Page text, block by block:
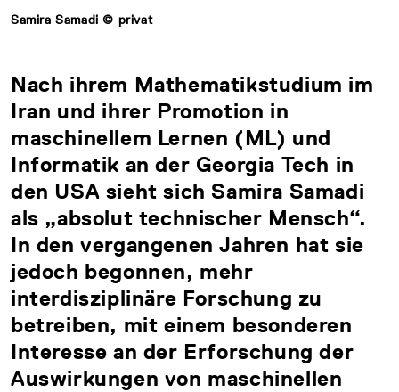
Samira Samadi © privat
Nach ihrem Mathematikstudium im
Iran und ihrer Promotion in
maschinellem Lernen (ML) und
Informatik an der Georgia Tech in
den USA sieht sich Samira Samadi
als „absolut technischer Mensch“.
In den vergangenen Jahren hat sie
jedoch begonnen, mehr
interdisziplinäre Forschung zu
betreiben, mit einem besonderen
Interesse an der Erforschung der
Auswirkungen von maschinellen